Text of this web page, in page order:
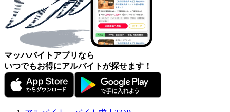
マッハバイトアプリなら
いつでもお得にアルバイトが探せます！